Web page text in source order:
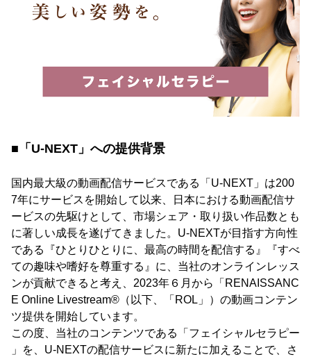
■「U-NEXT」への提供背景
国内最大級の動画配信サービスである「U-NEXT」は200
7年にサービスを開始して以来、日本における動画配信サ
ービスの先駆けとして、市場シェア・取り扱い作品数とも
に著しい成長を遂げてきました。U-NEXTが目指す方向性
である『ひとりひとりに、最高の時間を配信する』『すべ
ての趣味や嗜好を尊重する』に、当社のオンラインレッス
ンが貢献できると考え、2023年６月から「RENAISSANC
E Online Livestream®（以下、「ROL」）の動画コンテン
ツ提供を開始しています。
この度、当社のコンテンツである「フェイシャルセラピー
」を、U-NEXTの配信サービスに新たに加えることで、さ